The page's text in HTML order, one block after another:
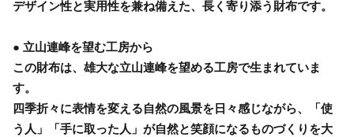
デザイン性と実用性を兼ね備えた、長く寄り添う財布です。
● 立山連峰を望む工房から
この財布は、雄大な立山連峰を望める工房で生まれていま
す。
四季折々に表情を変える自然の風景を日々感じながら、「使
う人」「手に取った人」が自然と笑顔になるものづくりを大